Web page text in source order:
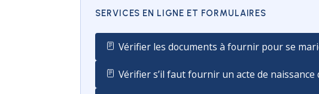
SERVICES EN LIGNE ET FORMULAIRES
Vérifier les documents à fournir pour se
Vérifier s’il faut fournir un acte de